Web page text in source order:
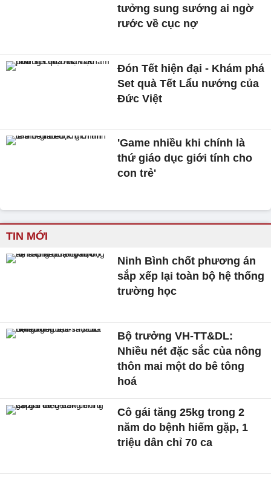
tưởng sung sướng ai ngờ
rước về cục nợ
Đón Tết hiện đại - Khám phá
Set quà Tết Lẩu nướng của
Đức Việt
'Game nhiều khi chính là
thứ giáo dục giới tính cho
con trẻ'
TIN MỚI
Ninh Bình chốt phương án
sắp xếp lại toàn bộ hệ thống
trường học
Bộ trưởng VH-TT&DL:
Nhiều nét đặc sắc của nông
thôn mai một do bê tông
hoá
Cô gái tăng 25kg trong 2
năm do bệnh hiếm gặp, 1
triệu dân chỉ 70 ca